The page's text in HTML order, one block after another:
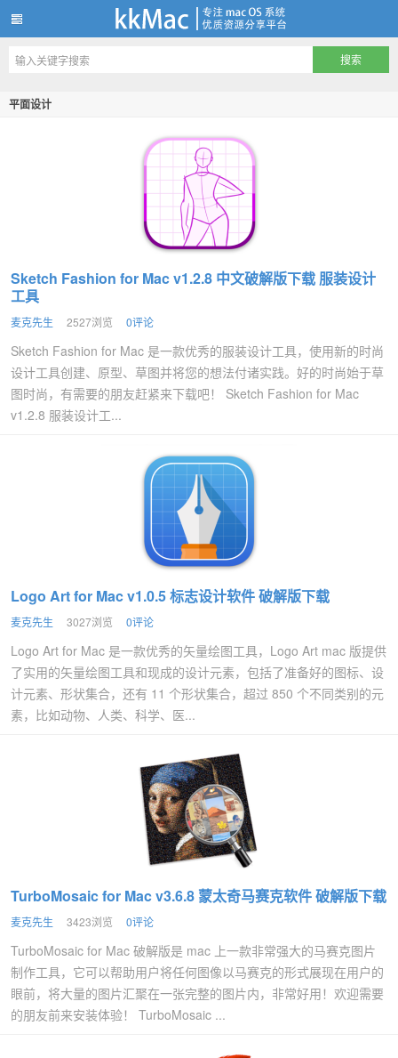
kkMac
平面设计
Sketch Fashion for Mac v1.2.8 中文破解版下载 服装设计
工具
麦克先生 2527浏览 0评论
Sketch Fashion for Mac 是一款优秀的服装设计工具，使用新的时尚
设计工具创建、原型、草图并将您的想法付诸实践。好的时尚始于草
图时尚，有需要的朋友赶紧来下载吧！ Sketch Fashion for Mac
v1.2.8 服装设计工...
Logo Art for Mac v1.0.5 标志设计软件 破解版下载
麦克先生 3027浏览 0评论
Logo Art for Mac 是一款优秀的矢量绘图工具，Logo Art mac 版提供
了实用的矢量绘图工具和现成的设计元素，包括了准备好的图标、设
计元素、形状集合，还有 11 个形状集合，超过 850 个不同类别的元
素，比如动物、人类、科学、医...
TurboMosaic for Mac v3.6.8 蒙太奇马赛克软件 破解版下载
麦克先生 3423浏览 0评论
TurboMosaic for Mac 破解版是 mac 上一款非常强大的马赛克图片
制作工具，它可以帮助用户将任何图像以马赛克的形式展现在用户的
眼前，将大量的图片汇聚在一张完整的图片内，非常好用！欢迎需要
的朋友前来安装体验！ TurboMosaic ...